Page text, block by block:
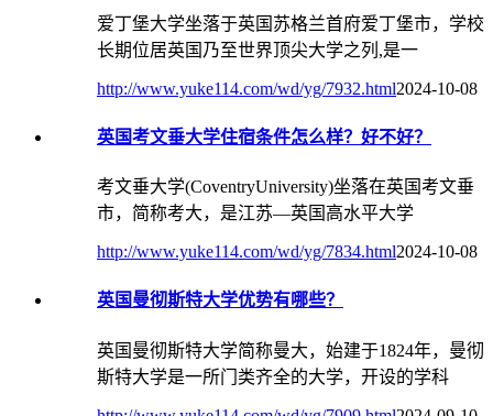
爱丁堡大学坐落于英国苏格兰首府爱丁堡市，学校
长期位居英国乃至世界顶尖大学之列,是一
http://www.yuke114.com/wd/yg/7932.html2024-10-08
英国考文垂大学住宿条件怎么样？好不好？
考文垂大学(CoventryUniversity)坐落在英国考文垂
市，简称考大，是江苏—英国高水平大学
http://www.yuke114.com/wd/yg/7834.html2024-10-08
英国曼彻斯特大学优势有哪些？
英国曼彻斯特大学简称曼大，始建于1824年，曼彻
斯特大学是一所门类齐全的大学，开设的学科